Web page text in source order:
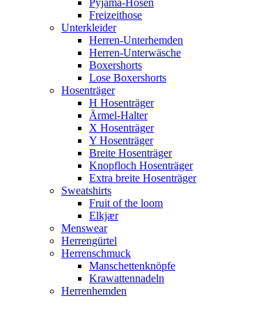
Pyjama-Hosen
Freizeithose
Unterkleider
Herren-Unterhemden
Herren-Unterwäsche
Boxershorts
Lose Boxershorts
Hosenträger
H Hosenträger
Ärmel-Halter
X Hosenträger
Y Hosenträger
Breite Hosenträger
Knopfloch Hosenträger
Extra breite Hosenträger
Sweatshirts
Fruit of the loom
Elkjær
Menswear
Herrengürtel
Herrenschmuck
Manschettenknöpfe
Krawattennadeln
Herrenhemden